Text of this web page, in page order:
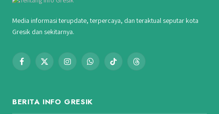
Media informasi terupdate, terpercaya, dan teraktual seputar kota
Gresik dan sekitarnya.
Facebook
X
InstagramWhatsAppTikTok Threads
BERITA INFO GRESIK